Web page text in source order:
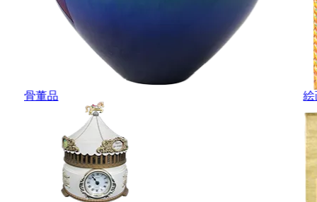
骨董品 絵